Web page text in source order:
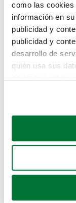
como las
información en
publicidad y
publicidad y
desarrollo de
quién usa sus
Si lo permite,
Recopilar
Identificar
para buscar
Lo
te
Pero puedes
buscando en
Coches de
Coches de km0